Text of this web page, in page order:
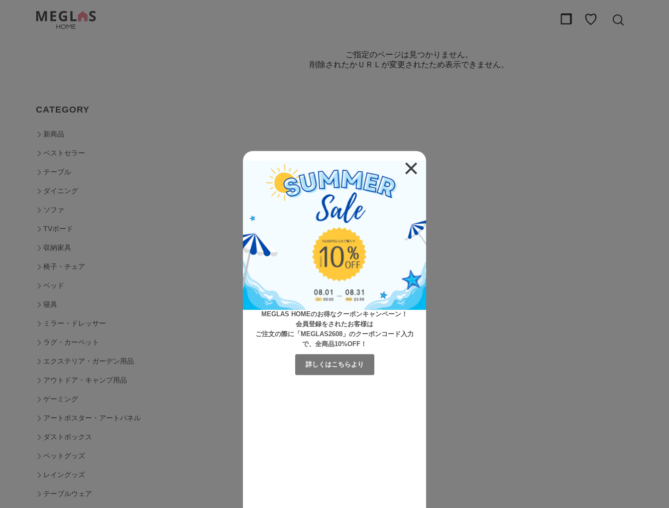
❒ ♡
MEGLAS HOMEのお得なクーポンキャンペーン！
会員登録をされたお客様は
ご注文の際に「MEGLAS2608」のクーポンコード入力
で、全商品10%OFF！
詳しくはこちらより
ご指定のページは見つかりません。
削除されたかＵＲＬが変更されたため表示できません。
CATEGORY
新商品
ベストセラー
テーブル
ダイニング
ソファ
TVボード
収納家具
椅子・チェア
ベッド
寝具
ミラー・ドレッサー
ラグ・カーペット
エクステリア・ガーデン用品
アウトドア・キャンプ用品
ゲーミング
アートポスター・アートパネル
ダストボックス
ペットグッズ
レイングッズ
テーブルウェア